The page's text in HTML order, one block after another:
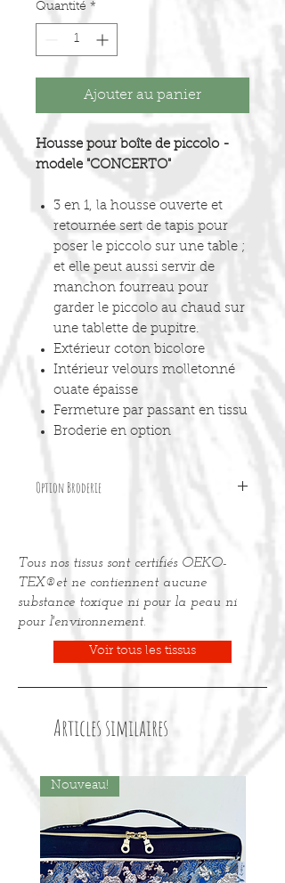
Quantité *
Ajouter au panier
Housse pour boîte de piccolo -
modele "CONCERTO"
3 en 1, la housse ouverte et
retournée sert de tapis pour
poser le piccolo sur une table ;
et elle peut aussi servir de
manchon fourreau pour
garder le piccolo au chaud sur
une tablette de pupitre.
Extérieur coton bicolore
Intérieur velours molletonné
ouate épaisse
Fermeture par passant en tissu
Broderie en option
Option Broderie
commander l'option "Broderie" dans
la page articles.
Tous nos tissus sont certifiés OEKO-
TEX®et ne contiennent aucune
substance toxique ni pour la peau ni
pour l'environnement.
Voir tous les tissus
Articles similaires
Nouveau!